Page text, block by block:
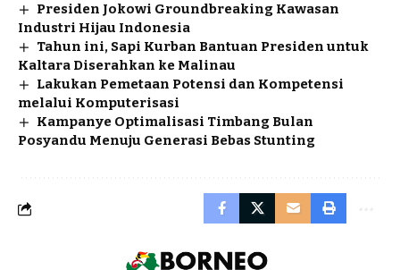
Presiden Jokowi Groundbreaking Kawasan
Industri Hijau Indonesia
Tahun ini, Sapi Kurban Bantuan Presiden untuk
Kaltara Diserahkan ke Malinau
Lakukan Pemetaan Potensi dan Kompetensi
melalui Komputerisasi
Kampanye Optimalisasi Timbang Bulan
Posyandu Menuju Generasi Bebas Stunting